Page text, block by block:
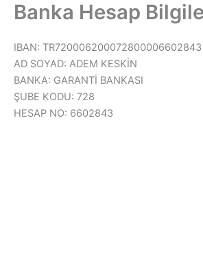
İçeriğeBanka Hesap
IBAN: TR720006200072800006602843
AD SOYAD: ADEM KESKİN
BANKA: GARANTİ BANKASI
ŞUBE KODU: 728
HESAP NO: 6602843